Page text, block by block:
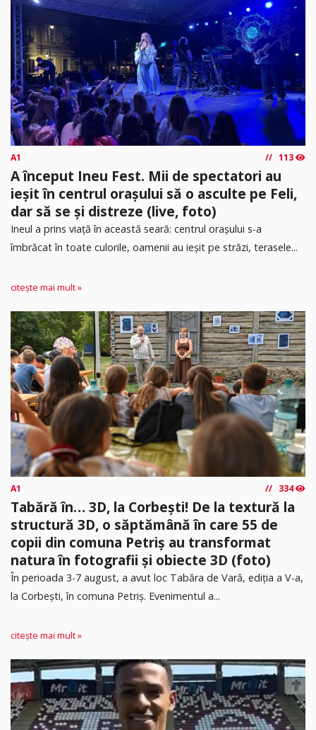
A1 113
A început Ineu Fest. Mii de spectatori au
ieșit în centrul orașului să o asculte pe Feli,
dar să se și distreze (live, foto)
Ineul a prins viață în această seară: centrul orașului s-a
îmbrăcat în toate culorile, oamenii au ieșit pe străzi, terasele...
citește mai mult »
A1 334
Tabără în… 3D, la Corbești! De la textură la
structură 3D, o săptămână în care 55 de
copii din comuna Petriș au transformat
natura în fotografii și obiecte 3D (foto)
În perioada 3-7 august, a avut loc Tabăra de Vară, ediția a V-a,
la Corbești, în comuna Petriș. Evenimentul a...
citește mai mult »